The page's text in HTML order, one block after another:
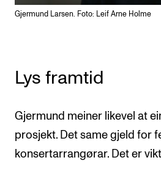
Gjermund Larsen. Foto: Leif Arne Holme
Lys framtid
Gjermund meiner likevel at
prosjekt. Det same gjeld for
konsertarrangørar. Det er